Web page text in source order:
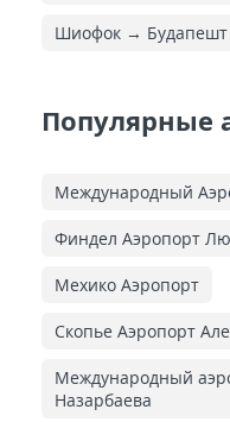
Шиофок → Будапешт
Популярные
Международный
Финдел Аэропорт
Мехико Аэропорт
Скопье Аэропорт
Международный
Назарбаева